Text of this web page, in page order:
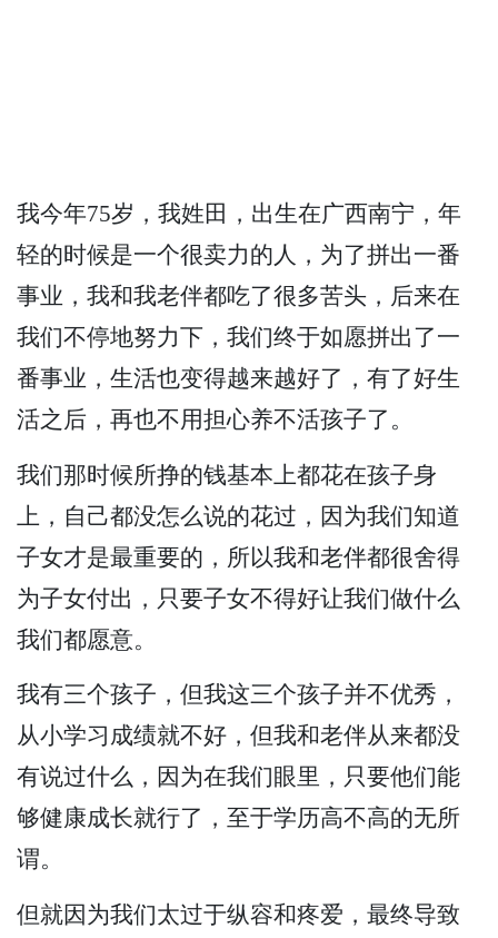
我今年75岁，我姓田，出生在广西南宁，年
轻的时候是一个很卖力的人，为了拼出一番
事业，我和我老伴都吃了很多苦头，后来在
我们不停地努力下，我们终于如愿拼出了一
番事业，生活也变得越来越好了，有了好生
活之后，再也不用担心养不活孩子了。
我们那时候所挣的钱基本上都花在孩子身
上，自己都没怎么说的花过，因为我们知道
子女才是最重要的，所以我和老伴都很舍得
为子女付出，只要子女不得好让我们做什么
我们都愿意。
我有三个孩子，但我这三个孩子并不优秀，
从小学习成绩就不好，但我和老伴从来都没
有说过什么，因为在我们眼里，只要他们能
够健康成长就行了，至于学历高不高的无所
谓。
但就因为我们太过于纵容和疼爱，最终导致